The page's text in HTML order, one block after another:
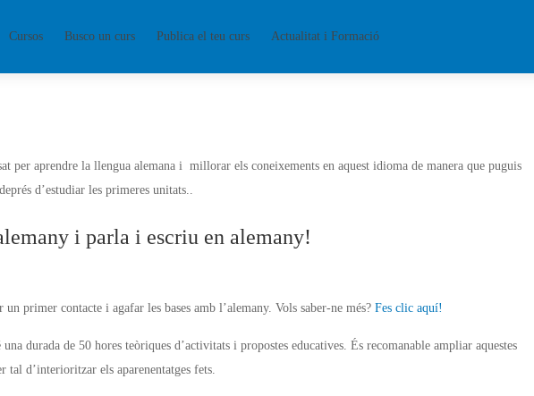
Cursos Busco un curs Publica el teu curs Actualitat i Formació
per aprendre la llengua alemana i millorar els coneixements en aquest idioma de manera que puguis
d’estudiar les primeres unitats..
i parla i escriu en alemany!
primer contacte i agafar les bases amb l’alemany. Vols saber-ne més? Fes clic aquí!
durada de 50 hores teòriques d’activitats i propostes educatives. És recomanable ampliar aquestes
tal d’interioritzar els aparenentatges fets.